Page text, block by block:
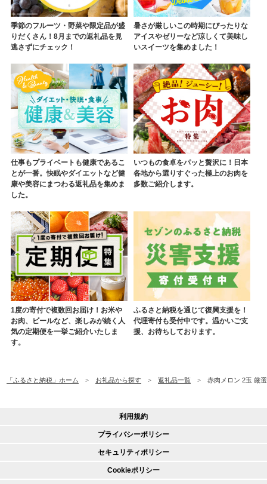
季節のフルーツ・野菜や限定品が盛
りだくさん！8月までの返礼品を見
逃さずにチェック！
暑さが厳しいこの時期にぴったりな
アイスやゼリーなど涼しくて美味し
いスイーツを集めました！
仕事もプライベートも健康であるこ
とが一番。快眠やダイエットなど健
康や美容にまつわる返礼品を集めま
した。
いつもの食卓をパッと贅沢に！日本
各地から選りすぐった極上のお肉を
多数ご紹介します。
1度の寄付で複数回お届け！お米や
お肉、ビールなど、楽しみが続く人
気の定期便を一挙ご紹介いたしま
す。
ふるさと納税を通じて復興支援を！
代理寄付も受付中です。温かいご支
援、お待ちしております。
「ふるさと納税」ホーム お礼品から探す 返礼品一覧 赤肉メロン 2玉 厳
利用規約
プライバシーポリシー
セキュリティポリシー
Cookieポリシー